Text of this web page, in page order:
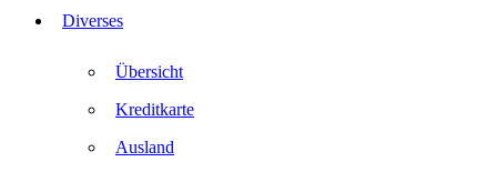
Diverses
Übersicht
Kreditkarte
Ausland